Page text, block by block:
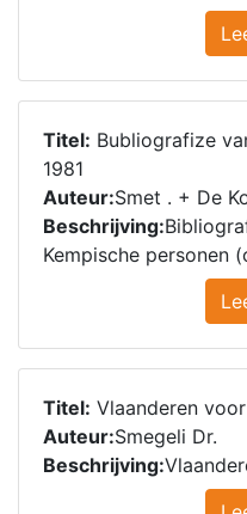
Titel: Bubliografize
1981
Auteur:Smet . + De
Beschrijving:
Kempische personen
Titel: Vlaanderen
Auteur:Smegeli Dr.
Beschrijving: